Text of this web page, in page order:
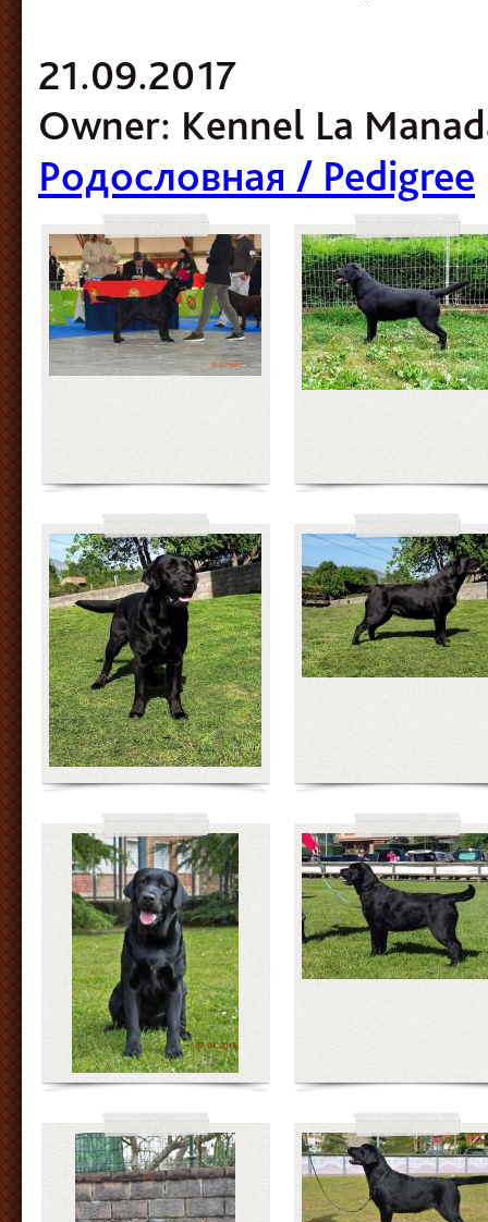
21.09.2017
Owner: Kennel La
Родословная / Pedigree